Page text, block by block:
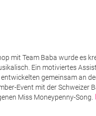
mit Team Baba wurde es
Ein motiviertes
gemeinsam an
Event mit der Schweizer
Miss Moneypenny-Song.